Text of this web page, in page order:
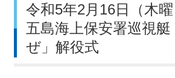
令和5年2月16日（木曜
五島海上保安署巡視
ぜ」解役式